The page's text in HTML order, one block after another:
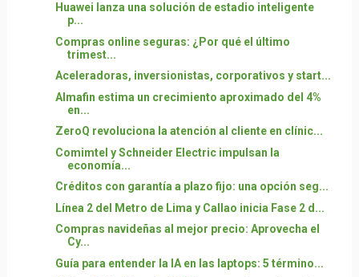
Huawei lanza una solución de estadio inteligente
p...
Compras online seguras: ¿Por qué el último
trimest...
Aceleradoras, inversionistas, corporativos y start...
Almafin estima un crecimiento aproximado del 4%
en...
ZeroQ revoluciona la atención al cliente en clínic...
Comimtel y Schneider Electric impulsan la
economía...
Créditos con garantía a plazo fijo: una opción seg...
Línea 2 del Metro de Lima y Callao inicia Fase 2 d...
Compras navideñas al mejor precio: Aprovecha el
Cy...
Guía para entender la IA en las laptops: 5 término...